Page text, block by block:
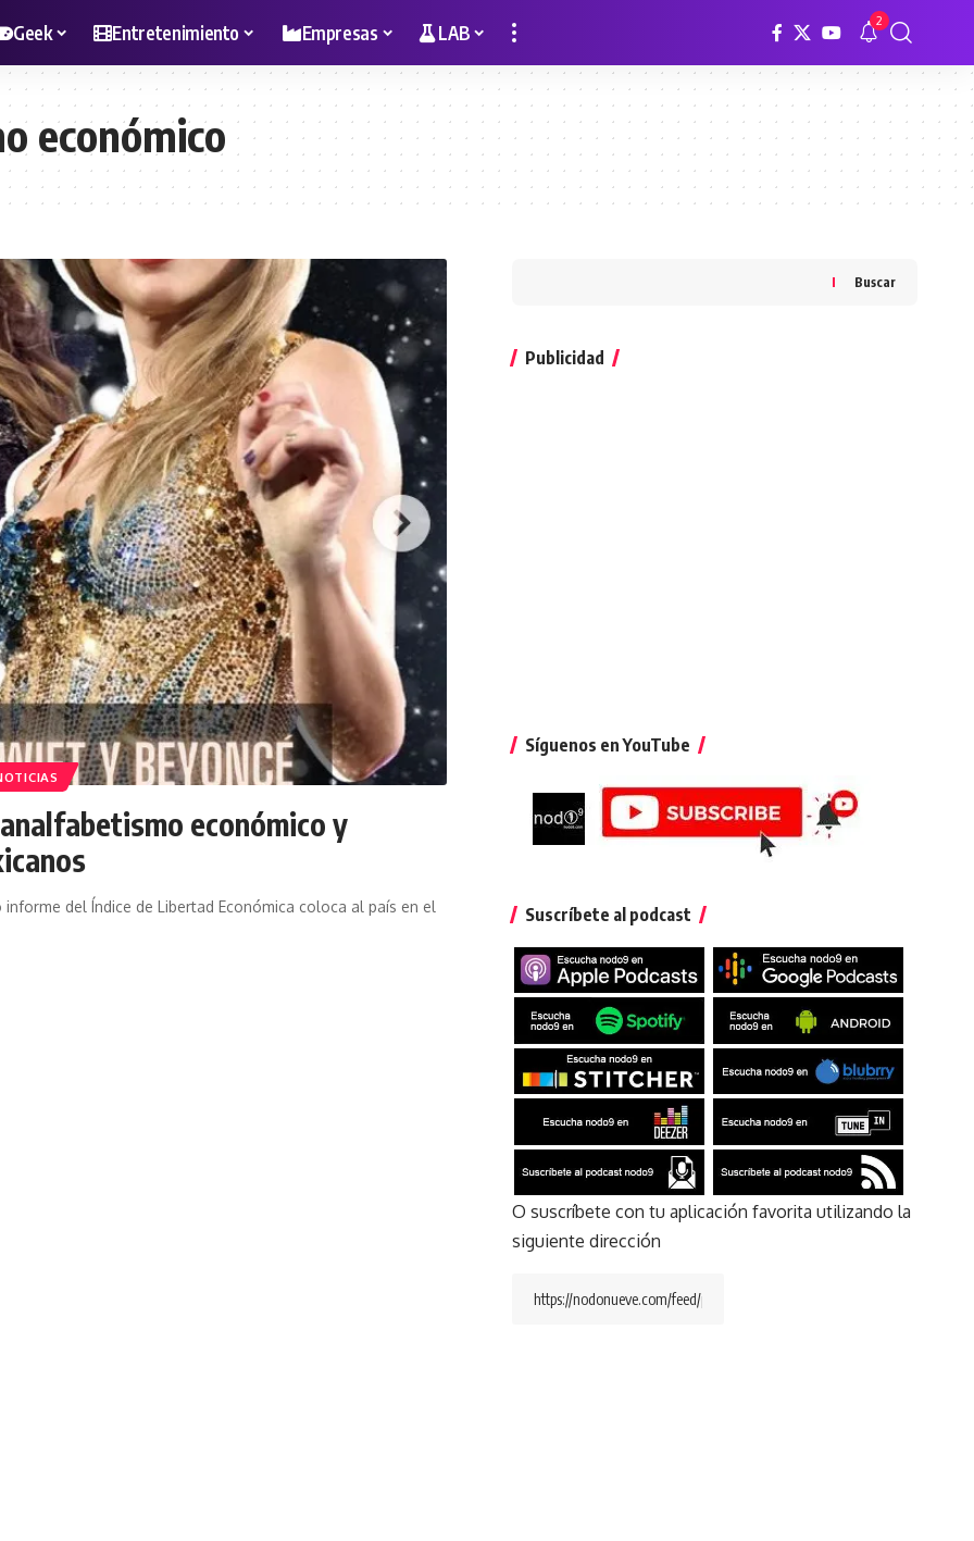
Geek Entretenimiento Empresas LAB 2
económico
económico y
del Índice de Libertad Económica coloca al país en el
Buscar
Publicidad
Síguenos en YouTube
Suscríbete al podcast
O suscríbete con tu aplicación favorita utilizando la
siguiente dirección